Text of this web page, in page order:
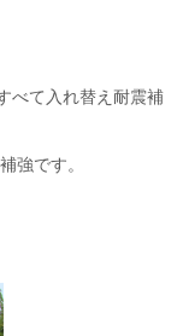
べて入れ替え耐震補
強です。